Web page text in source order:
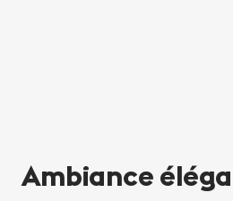
Ambiance